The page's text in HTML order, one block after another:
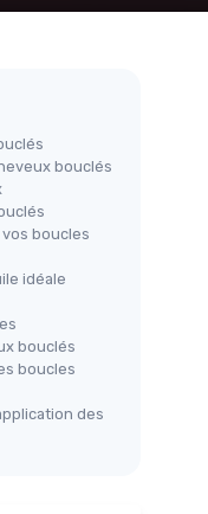
bouclés
boucles
idéale
bouclés
boucles
des